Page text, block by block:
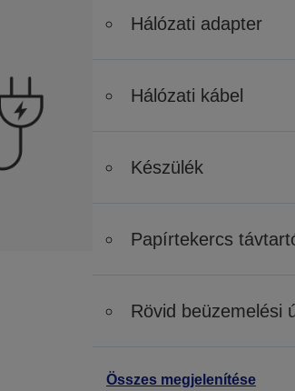
Hálózati adapter
Hálózati kábel
Készülék
Papírtekercs
Rövid beüzemelési
Összes megjelenítése